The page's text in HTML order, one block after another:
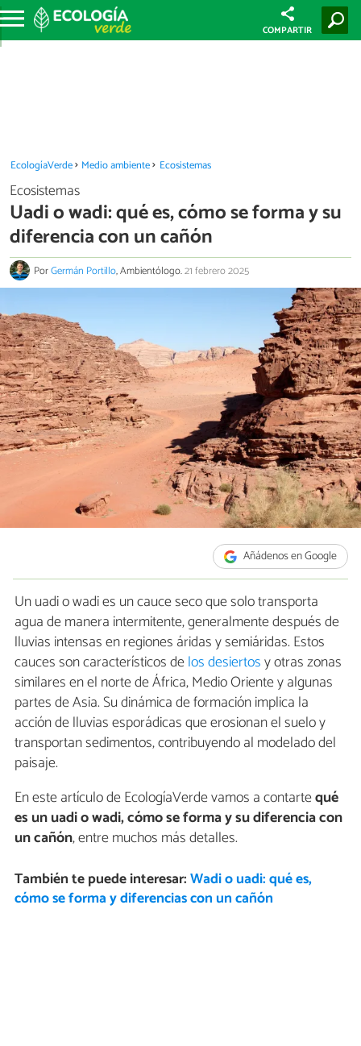
COMPARTIR
EcologíaVerde Medio ambiente Ecosistemas
Ecosistemas
Uadi o wadi: qué es, cómo se forma y su
diferencia con un cañón
PorGermán Portillo, Ambientólogo.21 febrero 2025
Añádenos en Google
Un uadi o wadi es un cauce seco que solo transporta
agua de manera intermitente, generalmente después de
lluvias intensas en regiones áridas y semiáridas. Estos
cauces son característicos delos desiertosy otras zonas
similares en el norte de África, Medio Oriente y algunas
partes de Asia. Su dinámica de formación implica la
acción de lluvias esporádicas que erosionan el suelo y
transportan sedimentos, contribuyendo al modelado del
paisaje.
En este artículo de EcologíaVerde vamos a contartequé
es un uadi o wadi, cómo se forma y su diferencia con
un cañón, entre muchos más detalles.
También te puede interesar:Wadi o uadi: qué es,
cómo se forma y diferencias con un cañón